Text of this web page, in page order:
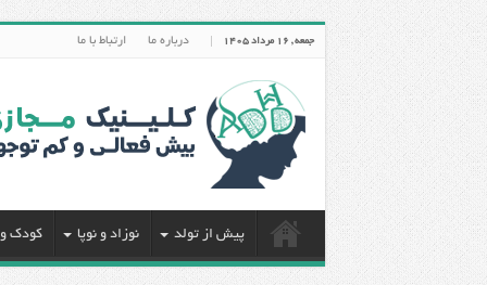
جمعه , 16 مرداد 1405 درباره ما ارتباط با ما
پیش از تولد نوزاد و نوپا کودک و